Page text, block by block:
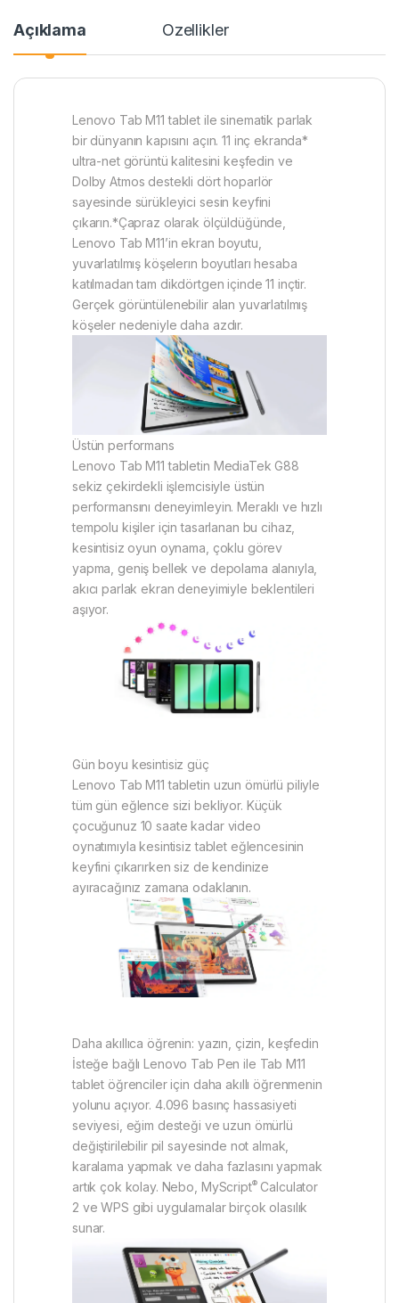
Açıklama Özellikler
Lenovo Tab M11 tablet ile sinematik parlak
bir dünyanın kapısını açın. 11 inç ekranda*
ultra-net görüntü kalitesini keşfedin ve
Dolby Atmos destekli dört hoparlör
sayesinde sürükleyici sesin keyfini
çıkarın.*Çapraz olarak ölçüldüğünde,
Lenovo Tab M11’in ekran boyutu,
yuvarlatılmış köşelerın boyutları hesaba
katılmadan tam dikdörtgen içinde 11 inçtir.
Gerçek görüntülenebilir alan yuvarlatılmış
köşeler nedeniyle daha azdır.
Üstün performans
Lenovo Tab M11 tabletin MediaTek G88
sekiz çekirdekli işlemcisiyle üstün
performansını deneyimleyin. Meraklı ve hızlı
tempolu kişiler için tasarlanan bu cihaz,
kesintisiz oyun oynama, çoklu görev
yapma, geniş bellek ve depolama alanıyla,
akıcı parlak ekran deneyimiyle beklentileri
aşıyor.
Gün boyu kesintisiz güç
Lenovo Tab M11 tabletin uzun ömürlü piliyle
tüm gün eğlence sizi bekliyor. Küçük
çocuğunuz 10 saate kadar video
oynatımıyla kesintisiz tablet eğlencesinin
keyfini çıkarırken siz de kendinize
ayıracağınız zamana odaklanın.
Daha akıllıca öğrenin: yazın, çizin, keşfedin
İsteğe bağlı Lenovo Tab Pen ile Tab M11
tablet öğrenciler için daha akıllı öğrenmenin
yolunu açıyor. 4.096 basınç hassasiyeti
seviyesi, eğim desteği ve uzun ömürlü
değiştirilebilir pil sayesinde not almak,
karalama yapmak ve daha fazlasını yapmak
artık çok kolay. Nebo, MyScript®Calculator
2 ve WPS gibi uygulamalar birçok olasılık
sunar.